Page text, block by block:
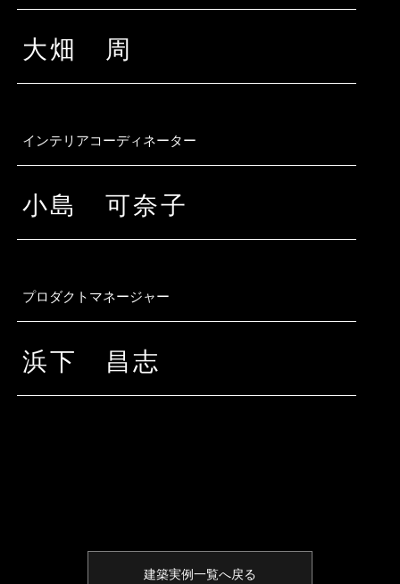
大畑 周
インテリアコーディネーター
小島 可奈子
プロダクトマネージャー
浜下 昌志
建築実例一覧へ戻る